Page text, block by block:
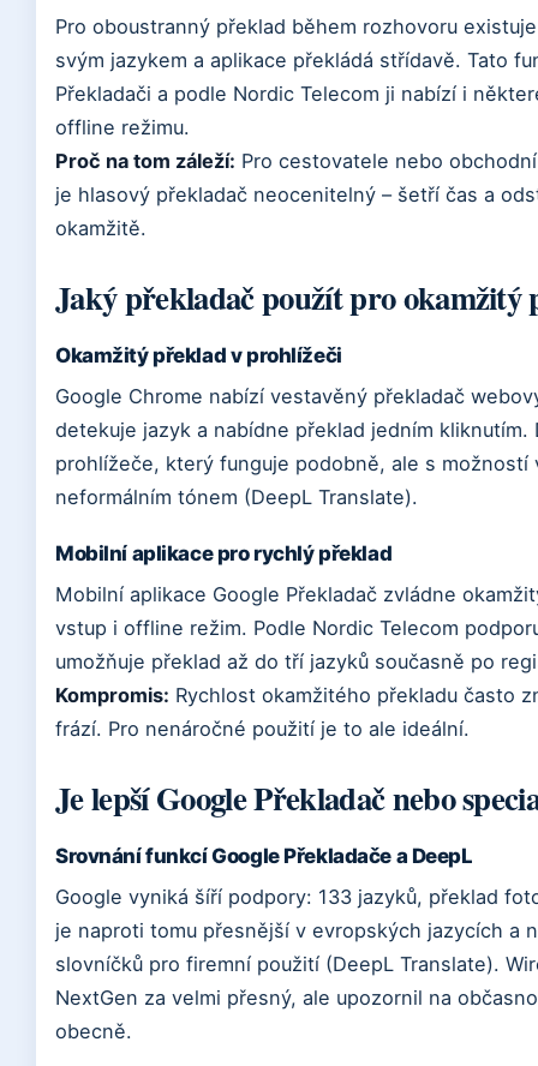
Pro oboustranný překlad během rozhovoru
svým jazykem a aplikace překládá střídavě. Tato
Překladači a podle Nordic Telecom ji nabízí i
offline režimu.
Proč na tom záleží: Pro cestovatele nebo
je hlasový překladač neocenitelný – šetří čas a
okamžitě.
Jaký překladač použít pro okamžitý
Okamžitý překlad v prohlížeči
Google Chrome nabízí vestavěný překladač
detekuje jazyk a nabídne překlad jedním kliknutím.
prohlížeče, který funguje podobně, ale s možností
neformálním tónem (DeepL Translate).
Mobilní aplikace pro rychlý překlad
Mobilní aplikace Google Překladač zvládne
vstup i offline režim. Podle Nordic Telecom
umožňuje překlad až do tří jazyků současně po
Kompromis: Rychlost okamžitého překladu často
frází. Pro nenáročné použití je to ale ideální.
Je lepší Google Překladač nebo
Srovnání funkcí Google Překladače a DeepL
Google vyniká šíří podpory: 133 jazyků, překlad
je naproti tomu přesnější v evropských jazycích a
slovníčků pro firemní použití (DeepL Translate).
NextGen za velmi přesný, ale upozornil na
obecně.